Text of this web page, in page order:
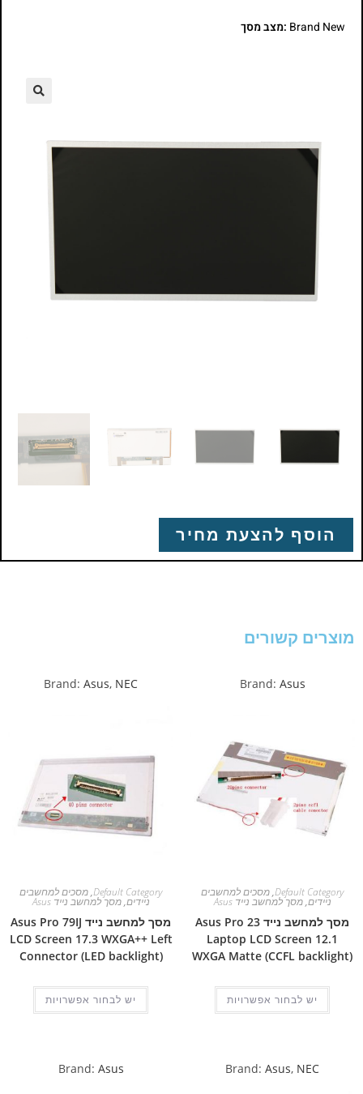
Brand New :מצב מסך
הוסף להצעת מחיר
מוצרים קשורים
Brand: Asus
Default Category
,מסכים למחשבים
ניידים,מסך למחשב נייד Asus
מסך למחשב נייד Asus Pro 23
Laptop LCD Screen 12.1
WXGA Matte (CCFL backlight)
יש לבחור אפשרויות
Brand: Asus, NEC
Default Category
,מסכים למחשבים
ניידים,מסך למחשב נייד Asus
מסך למחשב נייד Asus Pro 79IJ
LCD Screen 17.3 WXGA++ Left
Connector (LED backlight)
יש לבחור אפשרויות
Brand: Asus, NEC
Brand: Asus